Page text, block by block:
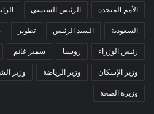
الأمم المتحدة الرئيس السيسي
السعودية السيد الرئيس تطوير
رئيس الوزراء روسيا سمير غانم
وزير الإسكان وزير الرياضة وزير
وزيرة الصحة